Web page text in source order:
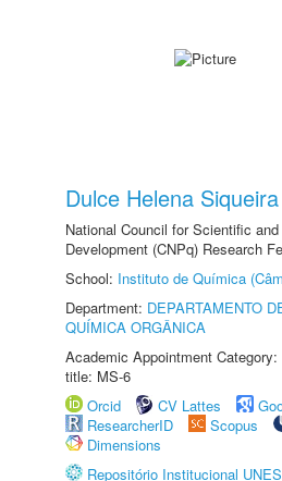
Dulce Helena
National Council for Scientific
Development (CNPq) Research
School: Instituto de Química
Department: DEPARTAMENTO
QUÍMICA ORGÂNICA
Academic Appointment
title: MS-6
Orcid
CV Lattes
ResearcherID
Scopus
Dimensions
Repositório Institucional